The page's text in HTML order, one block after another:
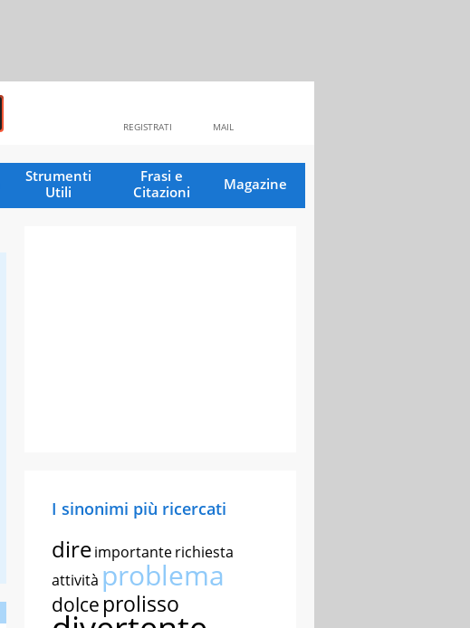
MAIL
REGISTRATI
Strumenti
Utili
Frasi e
Citazioni
Magazine
I sinonimi più ricercati
direimportanterichiesta
attività problema
dolce prolisso